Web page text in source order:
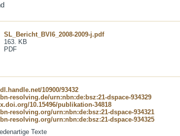
SL_Bericht_BVI6_2008-2009-j.pdf
163. KB
PDF
10900/93432
resolving.de/urn:nbn:de:bsz:21-dspace-934329
10.15496/publikation-34818
resolving.org/urn:nbn:de:bsz:21-dspace-934321
resolving.org/urn:nbn:de:bsz:21-dspace-934325
Texte